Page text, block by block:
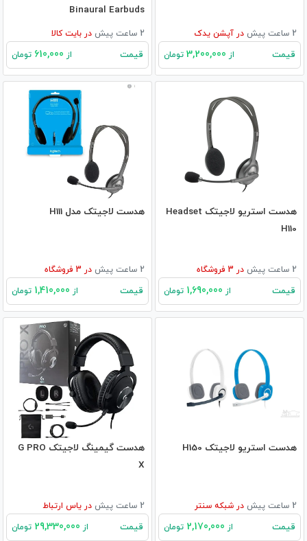
2 ساعت پیش در آپشن یدک
قیمت از تومان
Binaural Earbuds
2 ساعت پیش در بایت کالا
قیمت از تومان
هدست استریو لاجیتک Headset
H110
2 ساعت پیش در فروشگاه
قیمت از تومان
هدست لاجیتک مدل H111
2 ساعت پیش در فروشگاه
قیمت از تومان
هدست استریو لاجیتک H150
2 ساعت پیش در شبکه سنتر
قیمت از تومان
هدست گیمینگ لاجیتک G PRO
X
2 ساعت پیش در یاس ارتباط
قیمت از تومان